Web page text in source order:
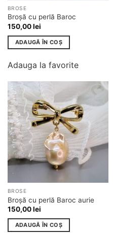
BROSE
Broșă cu perlă Baroc
150,00lei
ADAUGĂ ÎN COȘ
Adauga la favorite
Adauga
favorite
BROSE
Broșă cu perlă Baroc aurie
150,00lei
ADAUGĂ ÎN COȘ